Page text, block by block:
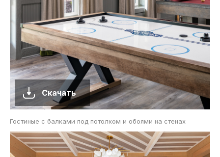
Скачать
Гостиные с балками под потолком и обоями на стенах